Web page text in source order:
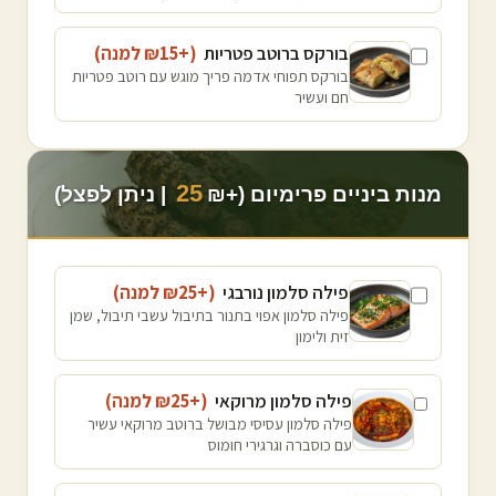
בורקס ברוטב פטריות (+₪
15 למנה)
בורקס תפוחי אדמה פריך מוגש עם רוטב פטריות
חם ועשיר
מנות ביניים פרימיום (+₪ 25 | ניתן לפצל)
פילה סלמון נורבגי (+₪
25 למנה)
פילה סלמון אפוי בתנור בתיבול עשבי תיבול, שמן
זית ולימון
פילה סלמון מרוקאי (+₪
25 למנה)
פילה סלמון עסיסי מבושל ברוטב מרוקאי עשיר
עם כוסברה וגרגירי חומוס